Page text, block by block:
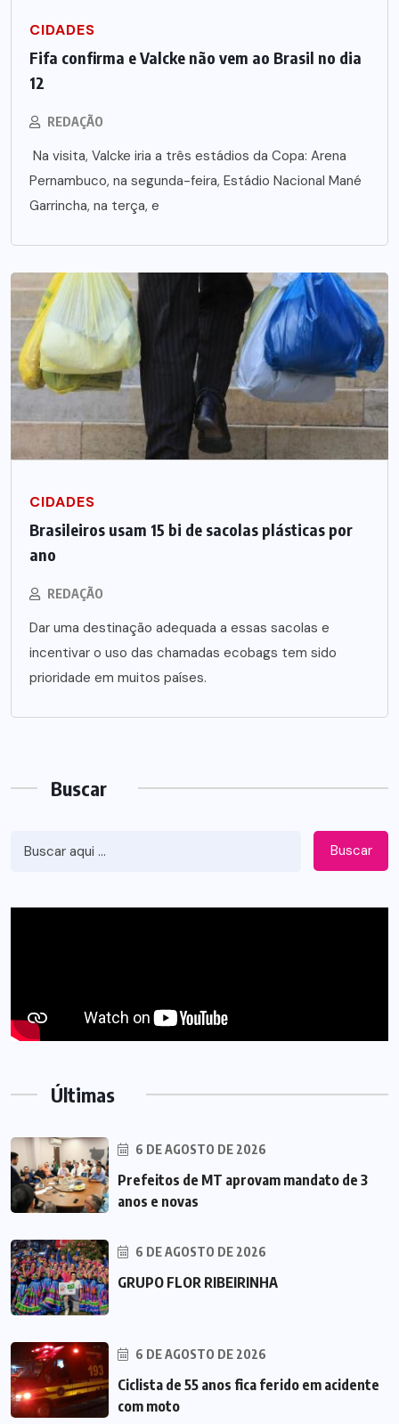
CIDADES
Fifa confirma e Valcke não vem ao Brasil no dia
12
REDAÇÃO
Na visita, Valcke iria a três estádios da Copa: Arena
Pernambuco, na segunda-feira, Estádio Nacional Mané
Garrincha, na terça, e
CIDADES
Brasileiros usam 15 bi de sacolas plásticas por
ano
REDAÇÃO
Dar uma destinação adequada a essas sacolas e
incentivar o uso das chamadas ecobags tem sido
prioridade em muitos países.
Buscar
Buscar
Últimas
6 DE AGOSTO DE 2026
Prefeitos de MT aprovam mandato de 3
anos e novas
6 DE AGOSTO DE 2026
GRUPO FLOR RIBEIRINHA
6 DE AGOSTO DE 2026
Ciclista de 55 anos fica ferido em acidente
com moto